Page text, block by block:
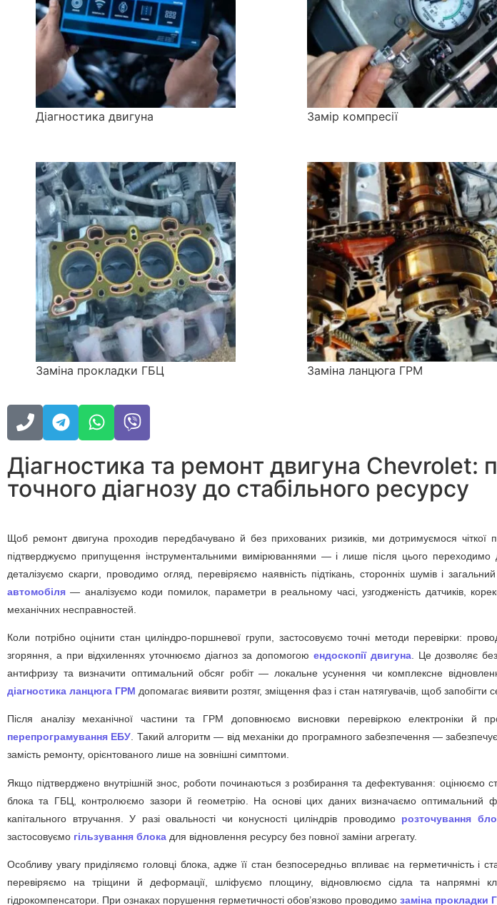
Діагностика двигуна Замір компресії
Заміна прокладки ГБЦ Заміна ланцюга ГРМ
Діагностика та ремонт двигуна Chevrolet:
точного діагнозу до стабільного ресурсу
Щоб ремонт двигуна проходив передбачувано й без прихованих ризиків, ми дотримуємося чіткої
підтверджуємо припущення інструментальними вимірюваннями — і лише після цього
деталізуємо скарги, проводимо огляд, перевіряємо наявність підтікань, сторонніх шумів і
автомобіля — аналізуємо коди помилок, параметри в реальному часі, узгодженість датчиків,
механічних несправностей.
Коли потрібно оцінити стан циліндро-поршневої групи, застосовуємо точні методи перевірки:
згоряння, а при відхиленнях уточнюємо діагноз за допомогою ендоскопії двигуна. Це дозволяє
антифризу та визначити оптимальний обсяг робіт — локальне усунення чи комплексне
діагностика ланцюга ГРМ допомагає виявити розтяг, зміщення фаз і стан натягувачів, щоб
Після аналізу механічної частини та ГРМ доповнюємо висновки перевіркою електроніки й
перепрограмування ЕБУ. Такий алгоритм — від механіки до програмного забезпечення —
замість ремонту, орієнтованого лише на зовнішні симптоми.
Якщо підтверджено внутрішній знос, роботи починаються з розбирання та дефектування: оцінюємо
блока та ГБЦ, контролюємо зазори й геометрію. На основі цих даних визначаємо оптимальний
капітального втручання. У разі овальності чи конусності циліндрів проводимо розточування
застосовуємо гільзування блока для відновлення ресурсу без повної заміни агрегату.
Особливу увагу приділяємо головці блока, адже її стан безпосередньо впливає на герметичність і
перевіряємо на тріщини й деформації, шліфуємо площину, відновлюємо сідла та напрямні
гідрокомпенсатори. При ознаках порушення герметичності обов’язково проводимо заміна прокладки